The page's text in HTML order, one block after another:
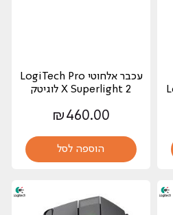
עכבר ‏אלחוטי LogiTech Pro
X Superlight 2 לוגיטק
₪ 460.00
הוספה לסל